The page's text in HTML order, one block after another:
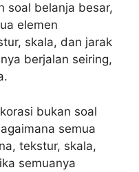
soal belanja besar,
elemen
skala, dan jarak
berjalan seiring,
bukan soal
semua
tekstur, skala,
semuanya